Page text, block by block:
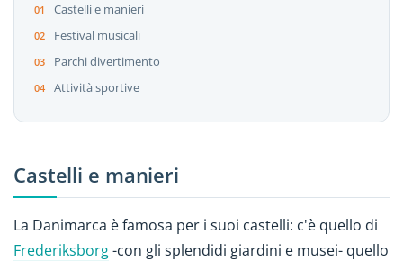
Castelli e manieri
Festival musicali
Parchi divertimento
Attività sportive
Castelli e manieri
La Danimarca è famosa per i suoi castelli: c'è quello di
Frederiksborg-con gli splendidi giardini e musei- quello